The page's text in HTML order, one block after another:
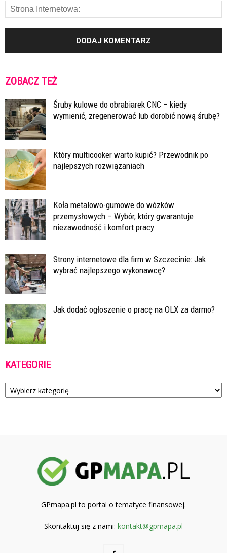
ZOBACZ TEŻ
Śruby kulowe do obrabiarek CNC – kiedy
wymienić, zregenerować lub dorobić nową śrubę?
Który multicooker warto kupić? Przewodnik po
najlepszych rozwiązaniach
Koła metalowo-gumowe do wózków
przemysłowych – Wybór, który gwarantuje
niezawodność i komfort pracy
Strony internetowe dla firm w Szczecinie: Jak
wybrać najlepszego wykonawcę?
Jak dodać ogłoszenie o pracę na OLX za darmo?
KATEGORIE
Kategorie
GPmapa.pl to portal o tematyce finansowej.
Skontaktuj się z nami: kontakt@gpmapa.pl